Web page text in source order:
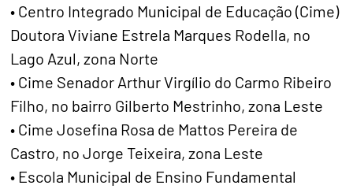
• Centro Integrado Municipal de Educação (Cime)
Doutora Viviane Estrela Marques Rodella, no
Lago Azul, zona Norte
• Cime Senador Arthur Virgílio do Carmo Ribeiro
Filho, no bairro Gilberto Mestrinho, zona Leste
• Cime Josefina Rosa de Mattos Pereira de
Castro, no Jorge Teixeira, zona Leste
• Escola Municipal de Ensino Fundamental